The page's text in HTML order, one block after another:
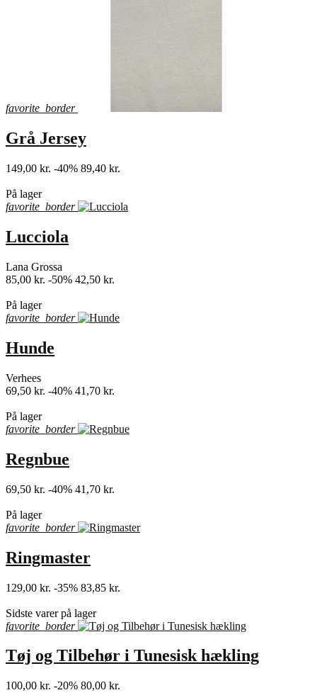
favorite_border
Grå Jersey
149,00 kr. -40% 89,40 kr.
På lager
favorite_border
Lucciola
Lana Grossa
85,00 kr. -50% 42,50 kr.
På lager
favorite_border
Hunde
Verhees
69,50 kr. -40% 41,70 kr.
På lager
favorite_border
Regnbue
69,50 kr. -40% 41,70 kr.
På lager
favorite_border
Ringmaster
129,00 kr. -35% 83,85 kr.
Sidste varer på lager
favorite_border
Tøj og Tilbehør i Tunesisk hækling
100,00 kr. -20% 80,00 kr.